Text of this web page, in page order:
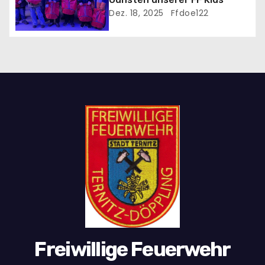
Dez. 18, 2025 Ffdoe122
Freiwillige Feuerwehr